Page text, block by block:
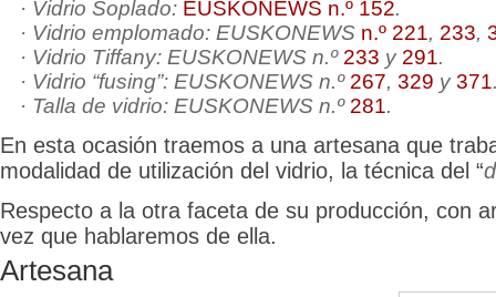
· Vidrio Soplado: EUSKONEWS n.º 152.
· Vidrio emplomado: EUSKONEWS n.º 221, 233,
· Vidrio Tiffany: EUSKONEWS n.º 233 y 291.
· Vidrio “fusing”: EUSKONEWS n.º 267, 329 y371
· Talla de vidrio: EUSKONEWS n.º 281.
En esta ocasión traemos a una artesana que
modalidad de utilización del vidrio, la técnica del “
Respecto a la otra faceta de su producción, con
vez que hablaremos de ella.
Artesana